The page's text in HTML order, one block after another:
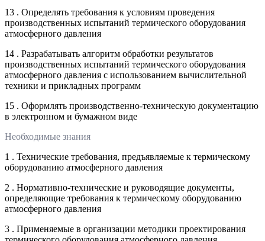
13 . Определять требования к условиям проведения
производственных испытаний термического оборудования
атмосферного давления
14 . Разрабатывать алгоритм обработки результатов
производственных испытаний термического оборудования
атмосферного давления с использованием вычислительной
техники и прикладных программ
15 . Оформлять производственно-техническую документацию
в электронном и бумажном виде
Необходимые знания
1 . Технические требования, предъявляемые к термическому
оборудованию атмосферного давления
2 . Нормативно-технические и руководящие документы,
определяющие требования к термическому оборудованию
атмосферного давления
3 . Применяемые в организации методики проектирования